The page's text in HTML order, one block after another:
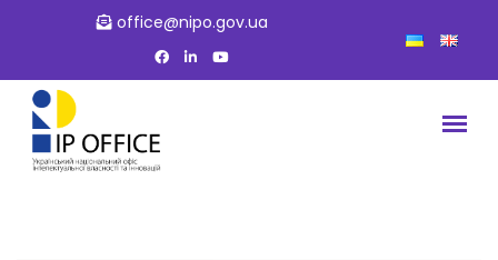
office@nipo.gov.ua